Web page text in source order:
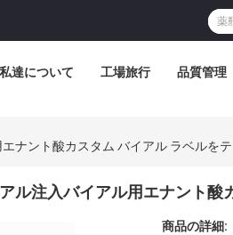
私達について 工場旅行 品質管理
ナント酸カスタム バイアル ラベルをテ
ル注入バイアル用エナント酸
商品の詳細: